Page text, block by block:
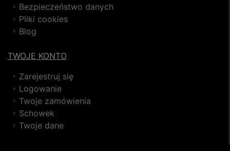
Bezpieczeństwo danych
Pliki cookies
Blog
TWOJE KONTO
Zarejestruj się
Logowanie
Twoje zamówienia
Schowek
Twoje dane